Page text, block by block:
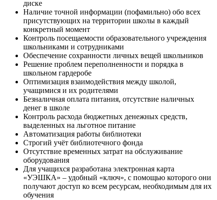
диске
Наличие точной информации (пофамильно) обо всех
присутствующих на территории школы в каждый
конкретный момент
Контроль посещаемости образовательного учреждения
школьниками и сотрудниками
Обеспечение сохранности личных вещей школьников
Решение проблем переполненности и порядка в
школьном гардеробе
Оптимизация взаимодействия между школой,
учащимися и их родителями
Безналичная оплата питания, отсутствие наличных
денег в школе
Контроль расхода бюджетных денежных средств,
выделенных на льготное питание
Автоматизация работы библиотеки
Строгий учёт библиотечного фонда
Отсутствие временных затрат на обслуживание
оборудования
Для учащихся разработана электронная карта
«УЭШКА» – удобный «ключ», с помощью которого они
получают доступ ко всем ресурсам, необходимым для их
обучения